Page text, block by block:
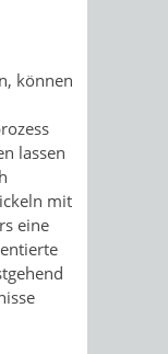
können
lassen
mit
eine